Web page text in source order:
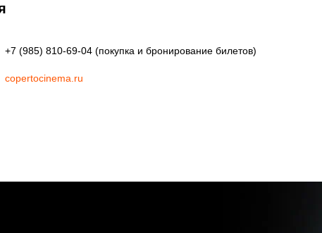
+7 (985) 810-69-04 (покупка и бронирование билетов)
copertocinema.ru